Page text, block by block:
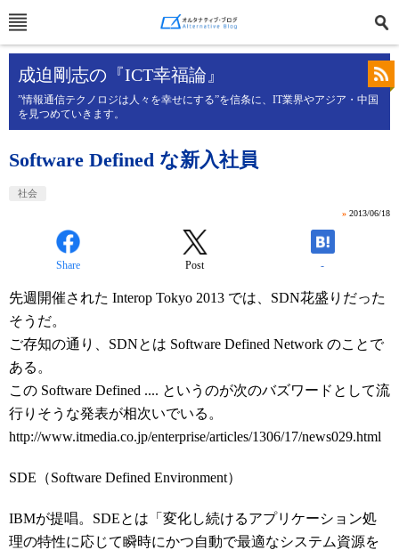
成迫剛志の『ICT幸福論』
”情報通信テクノロジは人々を幸せにする”を信条に、IT業界やアジア・中国
を見つめていきます。
Software Defined な新入社員
社会
» 2013/06/18
Share Post -
先週開催された Interop Tokyo 2013 では、SDN花盛りだった
そうだ。
ご存知の通り、SDNとは Software Defined Network のことで
ある。
この Software Defined .... というのが次のバズワードとして流
行りそうな発表が相次いでいる。
http://www.itmedia.co.jp/enterprise/articles/1306/17/news029.html
SDE（Software Defined Environment）
IBMが提唱。SDEとは「変化し続けるアプリケーション処
理の特性に応じて瞬時にかつ自動で最適なシステム資源を